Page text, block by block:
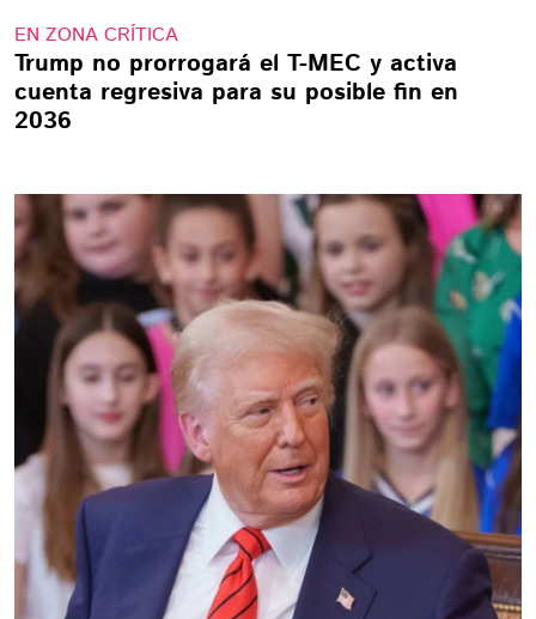
EN ZONA CRÍTICA
Trump no prorrogará el T-MEC y activa
cuenta regresiva para su posible fin en
2036